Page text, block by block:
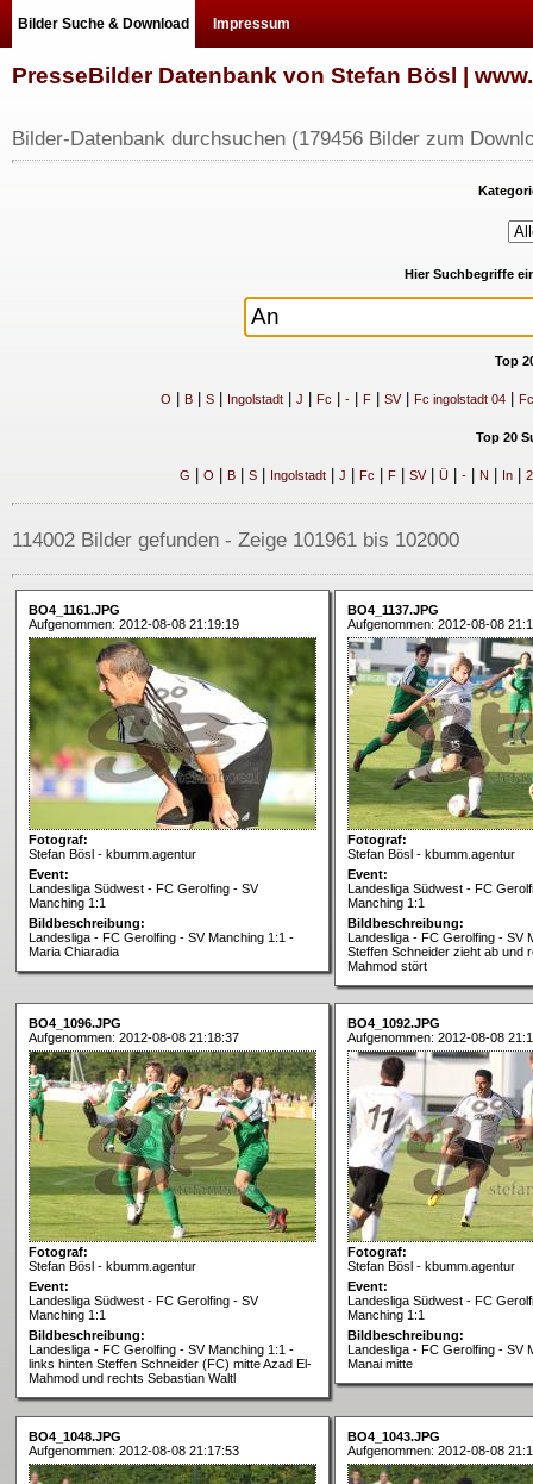
Bilder Suche & Download Impressum
PresseBilder Datenbank von Stefan Bösl |
Bilder-Datenbank durchsuchen (179456 Bilder zum
Hier Suchbegriffe
Top
O B| S| Ingolstadt| J Fc -| F| SV| Fc ingolstadt 04|
Top 20
G O B| S| Ingolstadt| J Fc F| SV| Ü| -| N In| 2
114002 Bilder gefunden - Zeige 101961 bis 102000
BO4_1161.JPG
Aufgenommen: 2012-08-08 21:19:19
Fotograf:
Stefan Bösl - kbumm.agentur
Event:
Landesliga Südwest - FC Gerolfing - SV
Manching 1:1
Bildbeschreibung:
Landesliga - FC Gerolfing - SV Manching 1:1 -
Maria Chiaradia
BO4_1137.JPG
Aufgenommen: 2012-08-08
Fotograf:
Stefan Bösl - kbumm.agentur
Event:
Landesliga Südwest - FC
Manching 1:1
Bildbeschreibung:
Landesliga - FC Gerolfing - SV
Steffen Schneider zieht ab und
Mahmod stört
BO4_1096.JPG
Aufgenommen: 2012-08-08 21:18:37
Fotograf:
Stefan Bösl - kbumm.agentur
Event:
Landesliga Südwest - FC Gerolfing - SV
Manching 1:1
Bildbeschreibung:
Landesliga - FC Gerolfing - SV Manching 1:1 -
links hinten Steffen Schneider (FC) mitte Azad El-
Mahmod und rechts Sebastian Waltl
BO4_1092.JPG
Aufgenommen: 2012-08-08
Fotograf:
Stefan Bösl - kbumm.agentur
Event:
Landesliga Südwest - FC
Manching 1:1
Bildbeschreibung:
Landesliga - FC Gerolfing - SV
Manai mitte
BO4_1048.JPG
Aufgenommen: 2012-08-08 21:17:53
BO4_1043.JPG
Aufgenommen: 2012-08-08